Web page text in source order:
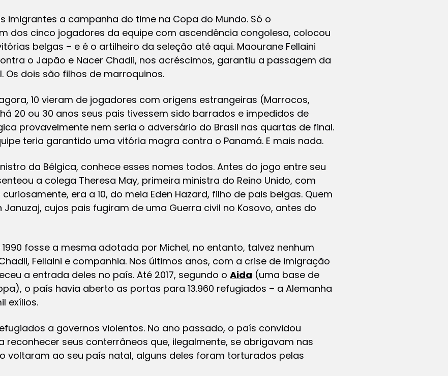
imigrantes a campanha do time na Copa do Mundo. Só o
dos cinco jogadores da equipe com ascendência congolesa, colocou
belgas – e é o artilheiro da seleção até aqui. Maourane Fellaini
o Japão e Nacer Chadli, nos acréscimos, garantiu a passagem da
Os dois são filhos de marroquinos.
10 vieram de jogadores com origens estrangeiras (Marrocos,
20 ou 30 anos seus pais tivessem sido barrados e impedidos de
provavelmente nem seria o adversário do Brasil nas quartas de final.
teria garantido uma vitória magra contra o Panamá. E mais nada.
da Bélgica, conhece esses nomes todos. Antes do jogo entre seu
a colega Theresa May, primeira ministra do Reino Unido, com
era a 10, do meia Eden Hazard, filho de pais belgas. Quem
cujos pais fugiram de uma Guerra civil no Kosovo, antes do
1990 fosse a mesma adotada por Michel, no entanto, talvez nenhum
Fellaini e companhia. Nos últimos anos, com a crise de imigração
a entrada deles no país. Até 2017, segundo o Aida (uma base de
o país havia aberto as portas para 13.960 refugiados – a Alemanha
exílios.
a governos violentos. No ano passado, o país convidou
reconhecer seus conterrâneos que, ilegalmente, se abrigavam nas
voltaram ao seu país natal, alguns deles foram torturados pelas